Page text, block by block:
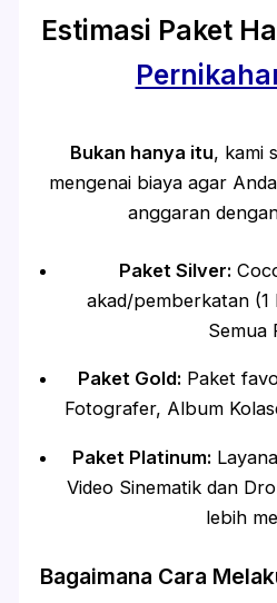
Estimasi Paket
Bukan hanya itu, kami
mengenai biaya agar
anggaran
Paket Silver:
akad/pemberkatan
Semua
Paket Gold: Paket
Fotografer, Album
Paket Platinum:
Video Sinematik dan
lebih
Bagaimana Cara